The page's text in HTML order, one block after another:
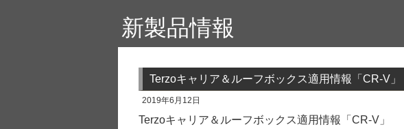
新製品情報
Terzoキャリア＆ルーフボックス適用情報「CR-V」
2019年6月12日
Terzoキャリア＆ルーフボックス適用情報「CR-V」